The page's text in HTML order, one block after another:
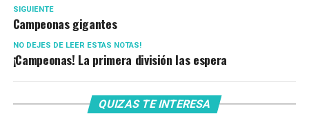
SIGUIENTE
Campeonas gigantes
NO DEJES DE LEER ESTAS NOTAS!
¡Campeonas! La primera división las espera
QUIZAS TE INTERESA